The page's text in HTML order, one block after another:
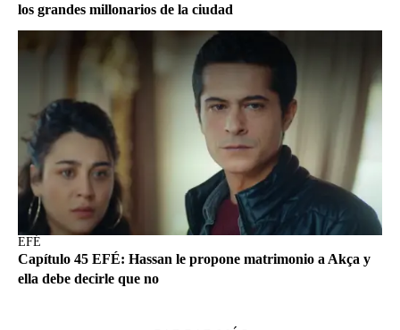
los grandes millonarios de la ciudad
EFÉ
Capítulo 45 EFÉ: Hassan le propone matrimonio a Akça y
ella debe decirle que no